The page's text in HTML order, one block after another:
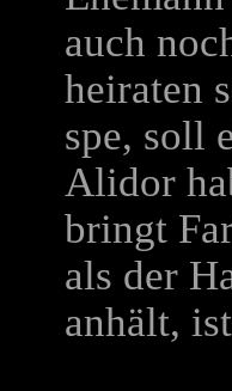
auch
heiraten
spe, soll
Alidor
bringt
als der
anhält,